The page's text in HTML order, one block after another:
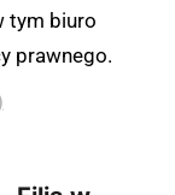
tym biuro
prawnego.